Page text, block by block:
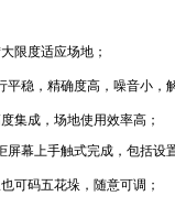
限度适应场地；
平稳，精确度高，噪音小
集成，场地使用效率高；
幕上手触式完成，包括
可码五花垛，随意可调；